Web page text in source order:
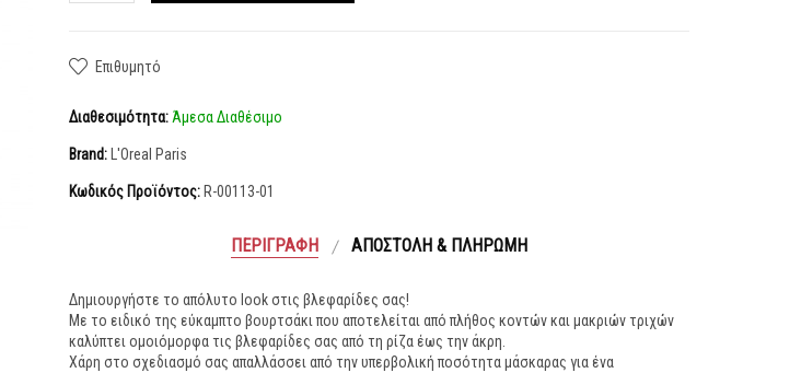
Επιθυμητό
Διαθεσιμότητα: Άμεσα Διαθέσιμο
Brand: L'Oreal Paris
Κωδικός Προϊόντος: R-00113-01
ΠΕΡΙΓΡΑΦΉ ΑΠΟΣΤΟΛΉ & ΠΛΗΡΩΜΉ
Δημιουργήστε το απόλυτο look στις βλεφαρίδες σας!
Με το ειδικό της εύκαμπτο βουρτσάκι που αποτελείται από πλήθος κοντών και μακριών τριχών
καλύπτει ομοιόμορφα τις βλεφαρίδες σας από τη ρίζα έως την άκρη.
Χάρη στο σχεδιασμό σας απαλλάσσει από την υπερβολική ποσότητα μάσκαρας για ένα